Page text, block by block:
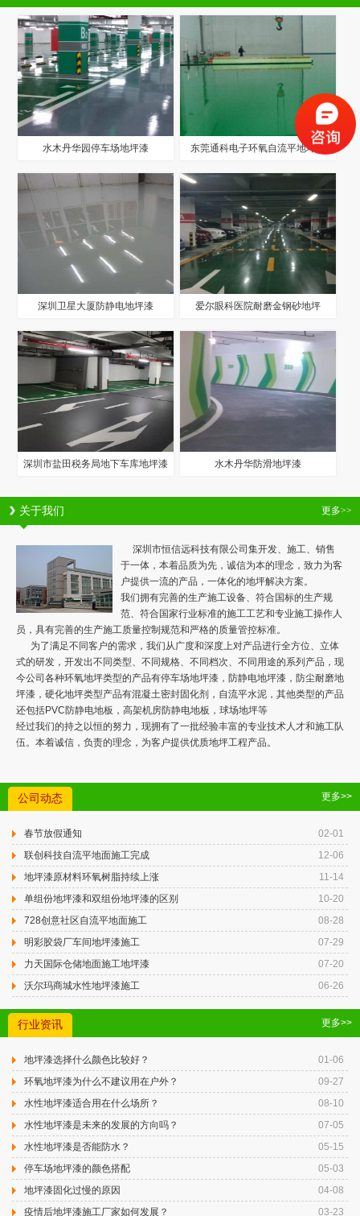
水木丹华园停车场地坪漆 东莞通科电子环氧自流平地坪漆
深圳卫星大厦防静电地坪漆 爱尔眼科医院耐磨金钢砂地坪
深圳市盐田税务局地下车库地坪漆 水木丹华防滑地坪漆
更多>>
关于我们
深圳市恒信远科技有限公司集开发、施工、销售
于一体，本着品质为先，诚信为本的理念，致力为客
户提供一流的产品，一体化的地坪解决方案。
我们拥有完善的生产施工设备、符合国标的生产规
范、符合国家行业标准的施工工艺和专业施工操作人
员，具有完善的生产施工质量控制规范和严格的质量管控标准。
为了满足不同客户的需求，我们从广度和深度上对产品进行全方位、立体
式的研发，开发出不同类型、不同规格、不同档次、不同用途的系列产品，现
今公司各种环氧地坪类型的产品有停车场地坪漆，防静电地坪漆，防尘耐磨地
坪漆，硬化地坪类型产品有混凝土密封固化剂，自流平水泥，其他类型的产品
还包括PVC防静电地板，高架机房防静电地板，球场地坪等
经过我们的持之以恒的努力，现拥有了一批经验丰富的专业技术人才和施工队
伍。本着诚信，负责的理念，为客户提供优质地坪工程产品。
更多>>
公司动态
02-01
春节放假通知
12-06
联创科技自流平地面施工完成
11-14
地坪漆原材料环氧树脂持续上涨
10-20
单组份地坪漆和双组份地坪漆的区别
08-28
728创意社区自流平地面施工
07-29
明彩胶袋厂车间地坪漆施工
07-20
力天国际仓储地面施工地坪漆
06-26
沃尔玛商城水性地坪漆施工
更多>>
行业资讯
01-06
地坪漆选择什么颜色比较好？
09-27
环氧地坪漆为什么不建议用在户外？
08-10
水性地坪漆适合用在什么场所？
07-05
水性地坪漆是未来的发展的方向吗？
05-15
水性地坪漆是否能防水？
05-03
停车场地坪漆的颜色搭配
04-08
地坪漆固化过慢的原因
03-23
疫情后地坪漆施工厂家如何发展？